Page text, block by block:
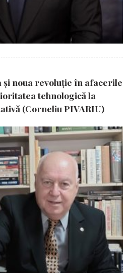
și noua revoluție în afacerile
tehnologică la
(Corneliu PIVARIU)